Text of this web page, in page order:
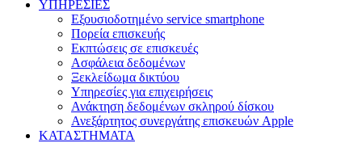
YΠΗΡΕΣΙΕΣ
Εξουσιοδοτημένο service smartphone
Πορεία επισκευής
Εκπτώσεις σε επισκευές
Ασφάλεια δεδομένων
Ξεκλείδωμα δικτύου
Υπηρεσίες για επιχειρήσεις
Ανάκτηση δεδομένων σκληρού δίσκου
Ανεξάρτητος συνεργάτης επισκευών Apple
ΚΑΤΑΣΤΗΜΑΤΑ